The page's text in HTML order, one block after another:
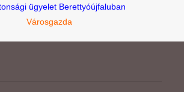
ügyelet Berettyóújfaluban
Városgazda